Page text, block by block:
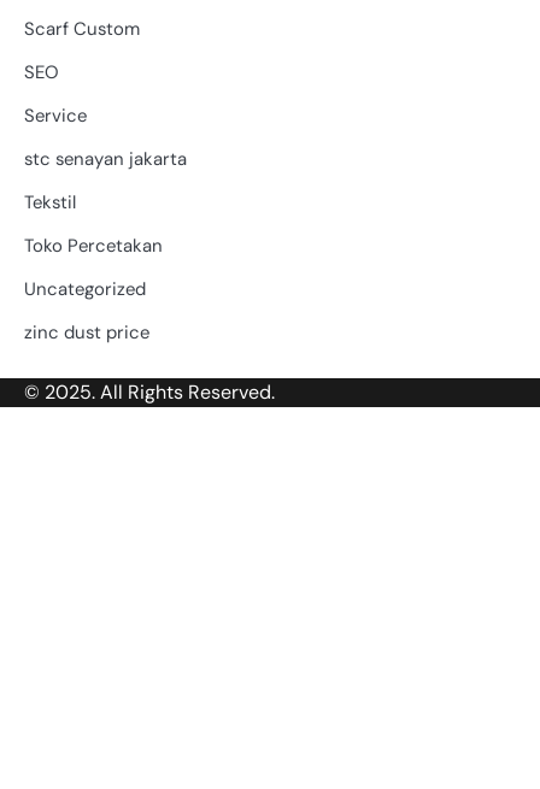
Scarf Custom
SEO
Service
stc senayan jakarta
Tekstil
Toko Percetakan
Uncategorized
zinc dust price
© 2025. All Rights Reserved.